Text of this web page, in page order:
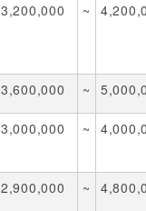
3,200,000 ~
3,600,000 ~
3,000,000 ~
2,900,000 ~